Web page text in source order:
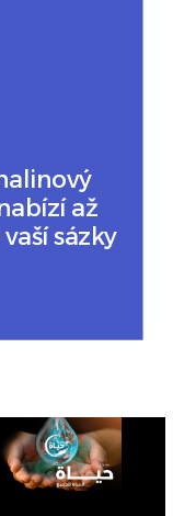
až
sázky